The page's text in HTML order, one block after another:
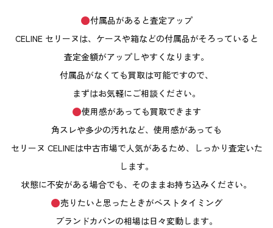
付属品があると査定アップ
CELINE セリーヌは、ケースや箱などの付属品がそろっていると
査定金額がアップしやすくなります。
付属品がなくても買取は可能ですので、
まずはお気軽にご相談ください。
使用感があっても買取できます
角スレや多少の汚れなど、使用感があっても
セリーヌ CELINEは中古市場で人気があるため、しっかり査定いた
します。
状態に不安がある場合でも、そのままお持ち込みください。
売りたいと思ったときがベストタイミング
ブランドカバンの相場は日々変動します。